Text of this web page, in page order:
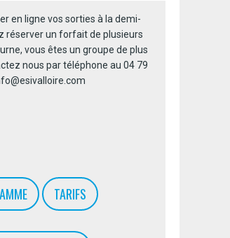
en ligne vos sorties à la demi-
réserver un forfait de plusieurs
vous êtes un groupe de plus
nous par téléphone au 04 79
TARIFS